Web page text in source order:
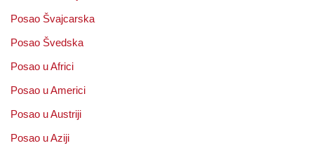
Posao Švajcarska
Posao Švedska
Posao u Africi
Posao u Americi
Posao u Austriji
Posao u Aziji